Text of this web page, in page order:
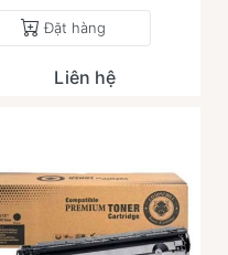
Đặt hàng
Liên hệ